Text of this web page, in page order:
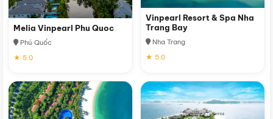
Melia Vinpearl Phu Quoc
Phú Quốc
★ 5.0
Vinpearl Resort & Spa Nha
Trang Bay
Nha Trang
★ 5.0